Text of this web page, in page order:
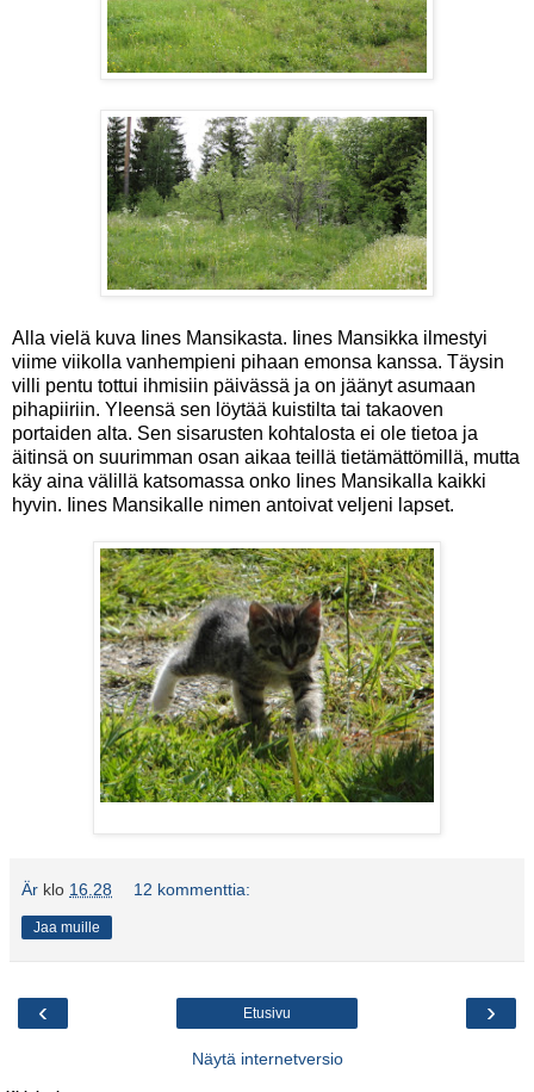
Alla vielä kuva Iines Mansikasta. Iines Mansikka ilmestyi
viime viikolla vanhempieni pihaan emonsa kanssa. Täysin
villi pentu tottui ihmisiin päivässä ja on jäänyt asumaan
pihapiiriin. Yleensä sen löytää kuistilta tai takaoven
portaiden alta. Sen sisarusten kohtalosta ei ole tietoa ja
äitinsä on suurimman osan aikaa teillä tietämättömillä, mutta
käy aina välillä katsomassa onko Iines Mansikalla kaikki
hyvin. Iines Mansikalle nimen antoivat veljeni lapset.
Är klo 16.28 12 kommenttia:
Jaa muille
‹ ›
Etusivu
Näytä internetversio